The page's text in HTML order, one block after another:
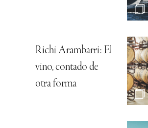
Richi Arambarri: El
vino, contado de
otra forma